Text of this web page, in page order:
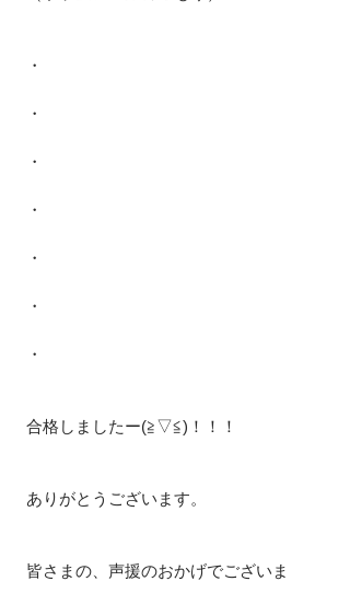
・
・
・
・
・
・
・
合格しましたー(≧▽≦)！！！
ありがとうございます。
皆さまの、声援のおかげでございま